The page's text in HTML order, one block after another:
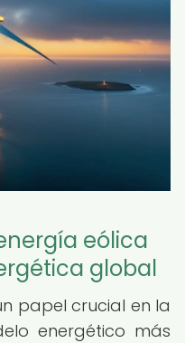
eólica
global
papel crucial en la
energético más